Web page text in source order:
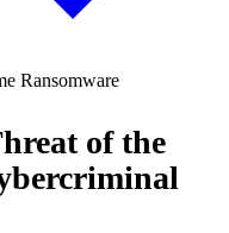
Ransomware
of the